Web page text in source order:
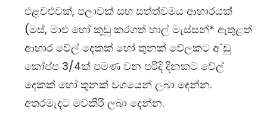
එළවළුවක්, පලාවක් සහ සත්ත්වමය ආහාරයක්
(මස්, මාළු හෝ කුඩු කරගත් හාල් මැස්සන්* ඇතුළත්
ආහාර වේල් දෙකක් හෝ තුනක් වේලකට අ`ඩු
කෝප්ප 3/4ක් පමණ වන පරිදි දිනකට වේල්
දෙකක් හෝ තුනක් වශයෙන් ලබා දෙන්න.
අතරමැදට මව්කිරි ලබා දෙන්න.